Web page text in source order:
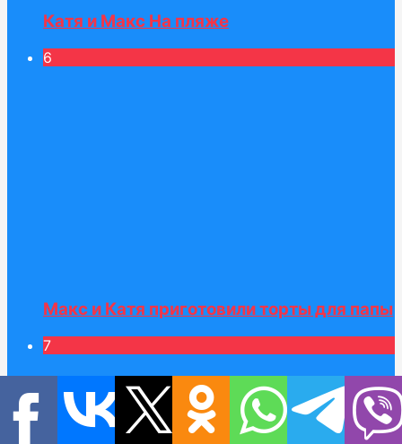
Катя и Maкс На пляже
6
Макс и Катя приготовили торты для папы
7